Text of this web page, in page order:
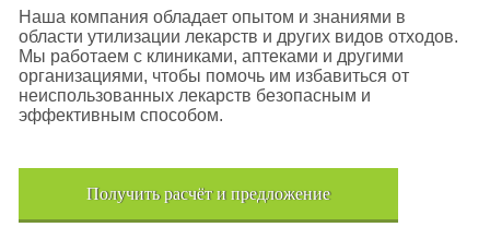
Наша компания обладает опытом и знаниями в
области утилизации лекарств и других видов отходов.
Мы работаем с клиниками, аптеками и другими
организациями, чтобы помочь им избавиться от
неиспользованных лекарств безопасным и
эффективным способом.
Получить расчёт и предложение